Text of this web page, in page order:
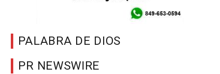
PALABRA DE DIOS
PR NEWSWIRE